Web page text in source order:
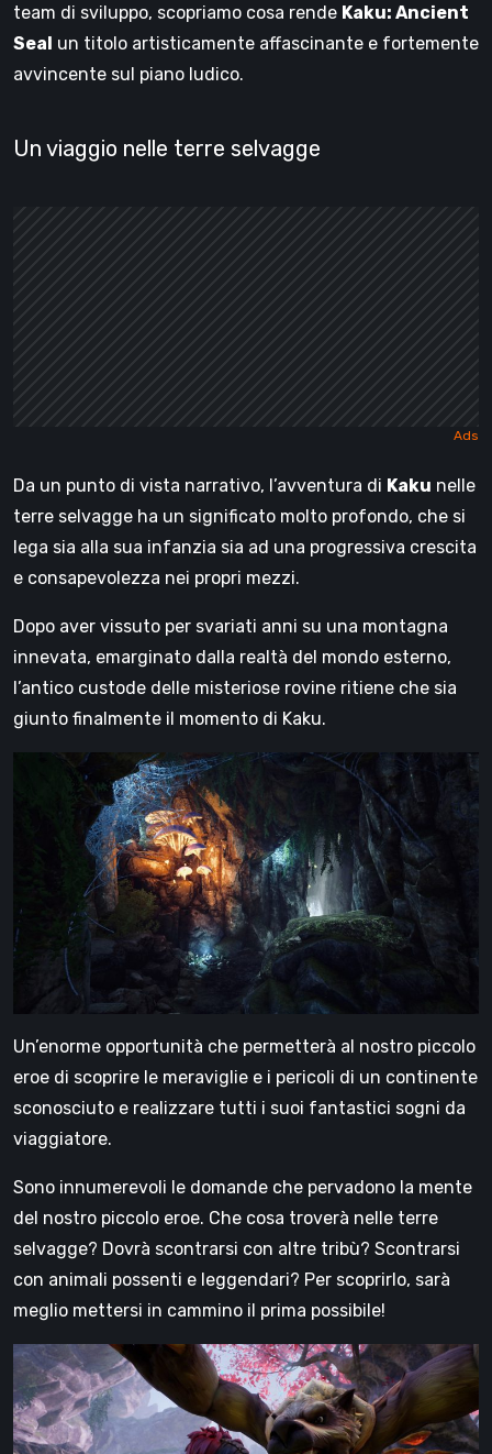
team di sviluppo, scopriamo cosa rende Kaku: Ancient
Seal un titolo artisticamente affascinante e fortemente
avvincente sul piano ludico.
Un viaggio nelle terre selvagge
Da un punto di vista narrativo, l’avventura di Kaku nelle
terre selvagge ha un significato molto profondo, che si
lega sia alla sua infanzia sia ad una progressiva crescita
e consapevolezza nei propri mezzi.
Dopo aver vissuto per svariati anni su una montagna
innevata, emarginato dalla realtà del mondo esterno,
l’antico custode delle misteriose rovine ritiene che sia
giunto finalmente il momento di Kaku.
Un’enorme opportunità che permetterà al nostro piccolo
eroe di scoprire le meraviglie e i pericoli di un continente
sconosciuto e realizzare tutti i suoi fantastici sogni da
viaggiatore.
Sono innumerevoli le domande che pervadono la mente
del nostro piccolo eroe. Che cosa troverà nelle terre
selvagge? Dovrà scontrarsi con altre tribù? Scontrarsi
con animali possenti e leggendari? Per scoprirlo, sarà
meglio mettersi in cammino il prima possibile!